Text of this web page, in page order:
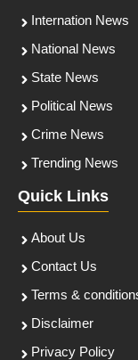
Internation News
National News
State News
Political News
Crime News
Trending News
Quick Links
About Us
Contact Us
Terms &
Disclaimer
Privacy Policy